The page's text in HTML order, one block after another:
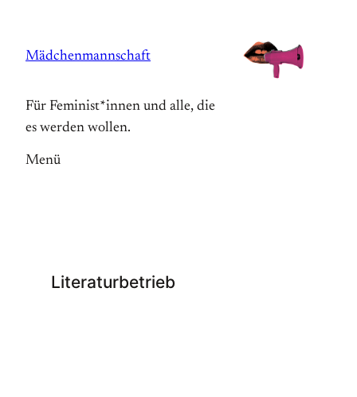
springen
Mädchenmannschaft
Für Feminist*innen und alle, die
es werden wollen.
Menü
Literaturbetrieb